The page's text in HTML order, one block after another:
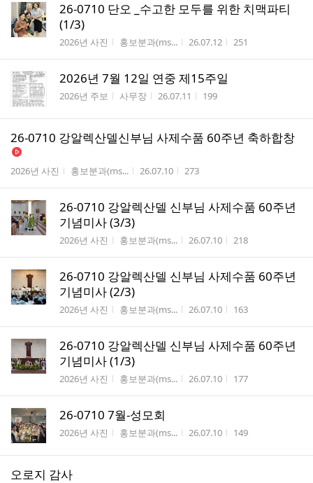
26-0710 단오 _수고한 모두를 위한 치맥파티
(1/3)
게시판명
2026년 사진 작성자
홍보분과(ms... 작성시간
26.07.12 조회수
251
2026년 7월 12일 연중 제15주일
게시판명
2026년 주보 작성자
사무장 작성시간
26.07.11 조회수
199
26-0710 강알렉산델신부님 사제수품 60주년 축하합창
게시판명
2026년 사진 작성자
홍보분과(ms... 작성시간
26.07.10 조회수
273
26-0710 강알렉산델 신부님 사제수품 60주년
기념미사 (3/3)
게시판명
2026년 사진 작성자
홍보분과(ms... 작성시간
26.07.10 조회수
218
26-0710 강알렉산델 신부님 사제수품 60주년
기념미사 (2/3)
게시판명
2026년 사진 작성자
홍보분과(ms... 작성시간
26.07.10 조회수
163
26-0710 강알렉산델 신부님 사제수품 60주년
기념미사 (1/3)
게시판명
2026년 사진 작성자
홍보분과(ms... 작성시간
26.07.10 조회수
177
26-0710 7월-성모회
게시판명
2026년 사진 작성자
홍보분과(ms... 작성시간
26.07.10 조회수
149
오로지 감사